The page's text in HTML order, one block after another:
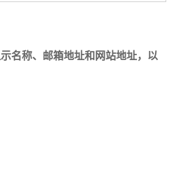
名称、邮箱地址和网站地址，以